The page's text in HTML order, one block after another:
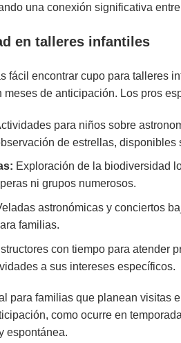
una conexión significativa
en talleres infantiles
fácil encontrar cupo para talleres
meses de anticipación. Los pros
para niños sobre
de estrellas, disponibles
Exploración de la biodiversidad
ni grupos numerosos.
astronómicas y conciertos
familias.
con tiempo para atender
a sus intereses específicos.
para familias que planean visitas
como ocurre en
espontánea.